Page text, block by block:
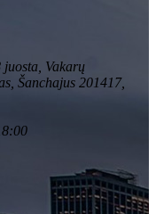
juosta, Vakarų
Šanchajus 201417,